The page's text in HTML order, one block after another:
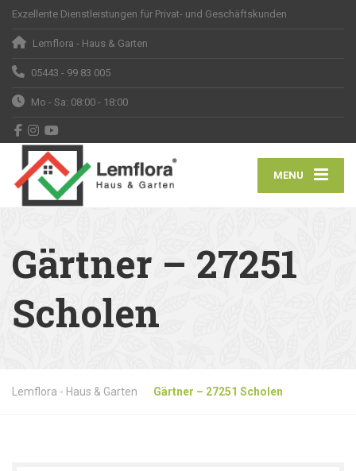
Exzellente Dienstleistungen für Privat- und Geschäftskunden
Lemflora - Haus & Garten
05443 - 99 83 005
Mo - Sa: 08:00 - 18:00
MENU
Gärtner – 27251
Scholen
Lemflora - Haus & Garten Gärtner – 27251 Scholen